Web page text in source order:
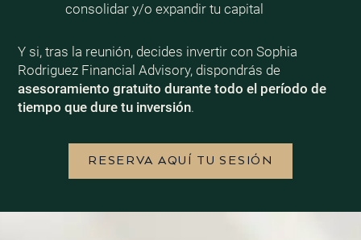
consolidar y/o expandir tu capital
Y si, tras la reunión, decides invertir con Sophia
Rodriguez Financial Advisory, dispondrás de
asesoramiento gratuito durante todo el período de
tiempo que dure tu inversión.
RESERVA AQUÍ TU SESIÓN